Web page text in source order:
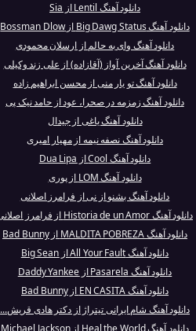
دانلود آهنگ Lentil از Sia
دانلود آهنگ Big Dawg Status از Bossman Dlow
دانلود آهنگ وای به حالم از ارسلان محمودی
دانلود آهنگ آخرین آواز (آقازاده) از علی زند وکیلی
دانلود آهنگ تو یار منی از محسن ابراهیم زاده
دانلود آهنگ زمزمه در صحرا، عود از حامد نیک پی
دانلود آهنگ یاغی از جیدال
دانلود آهنگ نصفه نیمه از مهیار امیری
دانلود آهنگ Cool از Dua Lipa
دانلود آهنگ LOM از پوری
دانلود آهنگ بشنو از نی از فرامرز اصلانی
دانلود آهنگ Historia de un Amor از فرامرز اصلانی
دانلود آهنگ MALDITA POBREZA از Bad Bunny
دانلود آهنگ All Your Fault از Big Sean
دانلود آهنگ Pasarela از Daddy Yankee
دانلود آهنگ EN CASITA از Bad Bunny
دانلود آهنگ شام ایرانی تیتراژ از دکتر هادی قریش...
دانلود آهنگ Heal the World از Michael Jackson